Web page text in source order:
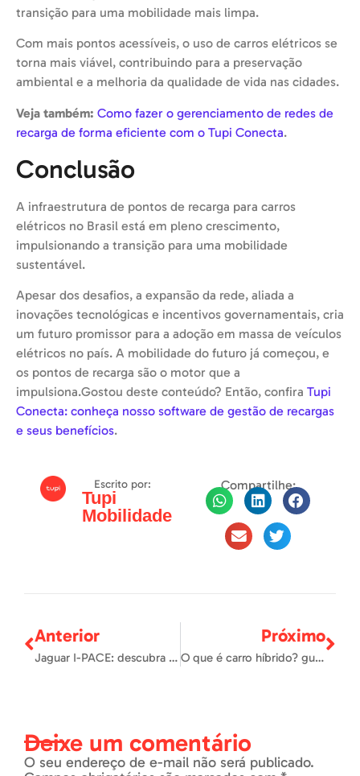
transição para uma mobilidade mais limpa.
Com mais pontos acessíveis, o uso de carros elétricos se
torna mais viável, contribuindo para a preservação
ambiental e a melhoria da qualidade de vida nas cidades.
Veja também: Como fazer o gerenciamento de redes de
recarga de forma eficiente com o Tupi Conecta.
Conclusão
A infraestrutura de pontos de recarga para carros
elétricos no Brasil está em pleno crescimento,
impulsionando a transição para uma mobilidade
sustentável.
Apesar dos desafios, a expansão da rede, aliada a
inovações tecnológicas e incentivos governamentais, cria
um futuro promissor para a adoção em massa de veículos
elétricos no país. A mobilidade do futuro já começou, e
os pontos de recarga são o motor que a
impulsiona.Gostou deste conteúdo? Então, confira Tupi
Conecta: conheça nosso software de gestão de recargas
e seus benefícios.
Escrito por:
Tupi
Mobilidade
Compartilhe:
Anterior
Jaguar I-PACE: descubra o SUV elétrico que une tecnologia e luxo
Próximo
O que é carro híbrido? guia completo com tecnologia, vantagens e modelos [2024]
Deixe um comentário
O seu endereço de e-mail não será publicado.